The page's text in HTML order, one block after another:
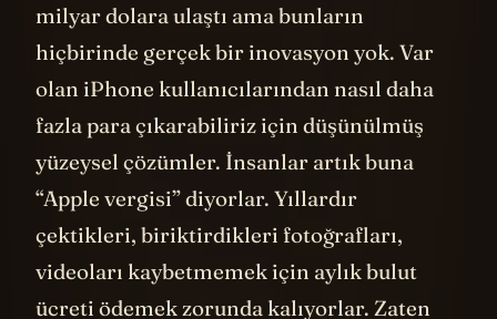
aboneliklerden filan elde ettiği gelir 100
milyar dolara ulaştı ama bunların
hiçbirinde gerçek bir inovasyon yok. Var
olan iPhone kullanıcılarından nasıl daha
fazla para çıkarabiliriz için düşünülmüş
yüzeysel çözümler. İnsanlar artık buna
“Apple vergisi” diyorlar. Yıllardır
çektikleri, biriktirdikleri fotoğrafları,
videoları kaybetmemek için aylık bulut